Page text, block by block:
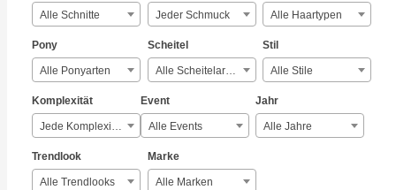
Alle Schnitte Jeder Schmuck Alle Haartypen
Pony
Alle Ponyarten
Scheitel
Alle Scheitelarten
Stil
Alle Stile
Komplexität
Jede Komplexität
Event
Alle Events
Jahr
Alle Jahre
Trendlook
Alle Trendlooks
Marke
Alle Marken